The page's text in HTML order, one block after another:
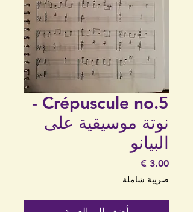
Crépuscule no.5 -
نوتة موسيقية على
البيانو
السعر
ضريبة شاملة